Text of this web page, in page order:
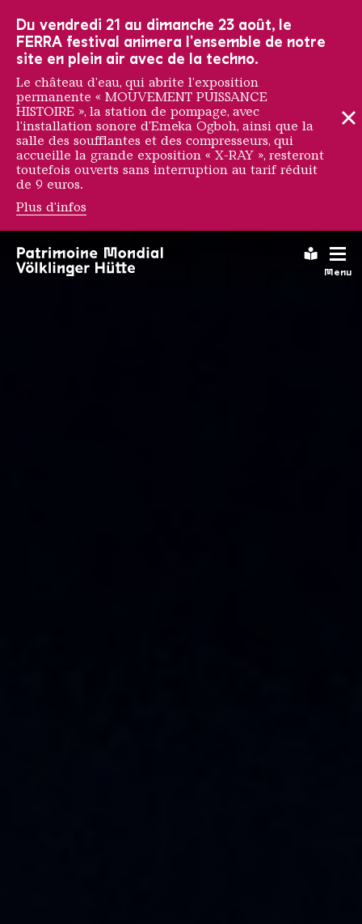
Menu
FORGE Video Mapping
Du vendredi 21 au dimanche 23 août, le
FERRA festival animera l'ensemble de notre
site en plein air avec de la techno.
Le château d'eau, qui abrite l'exposition
permanente « MOUVEMENT PUISSANCE
HISTOIRE », la station de pompage, avec
l'installation sonore d'Emeka Ogboh, ainsi que la
salle des soufflantes et des compresseurs, qui
accueille la grande exposition « X-RAY », resteront
toutefois ouverts sans interruption au tarif réduit
de 9 euros.
Plus d'infos